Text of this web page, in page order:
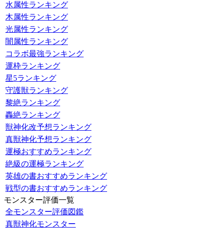
水属性ランキング
木属性ランキング
光属性ランキング
闇属性ランキング
コラボ最強ランキング
運枠ランキング
星5ランキング
守護獣ランキング
黎絶ランキング
轟絶ランキング
獣神化改予想ランキング
真獣神化予想ランキング
運極おすすめランキング
絶級の運極ランキング
英雄の書おすすめランキング
戦型の書おすすめランキング
モンスター評価一覧
全モンスター評価図鑑
真獣神化モンスター